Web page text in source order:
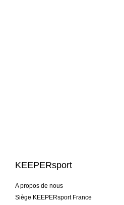
KEEPERsport
A propos de nous
Siège KEEPERsport France